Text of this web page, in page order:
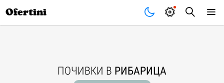
Ofertini
ПОЧИВКИ В РИБАРИЦА